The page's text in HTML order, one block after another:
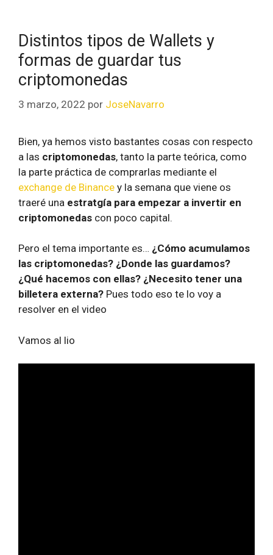
Distintos tipos de Wallets y
formas de guardar tus
criptomonedas
3 marzo, 2022 por JoseNavarro
Bien, ya hemos visto bastantes cosas con respecto
a las criptomonedas, tanto la parte teórica, como
la parte práctica de comprarlas mediante el
exchange de Binance y la semana que viene os
traeré una estratgía para empezar a invertir en
criptomonedas con poco capital.
Pero el tema importante es… ¿Cómo acumulamos
las criptomonedas? ¿Donde las guardamos?
¿Qué hacemos con ellas? ¿Necesito tener una
billetera externa? Pues todo eso te lo voy a
resolver en el video
Vamos al lio